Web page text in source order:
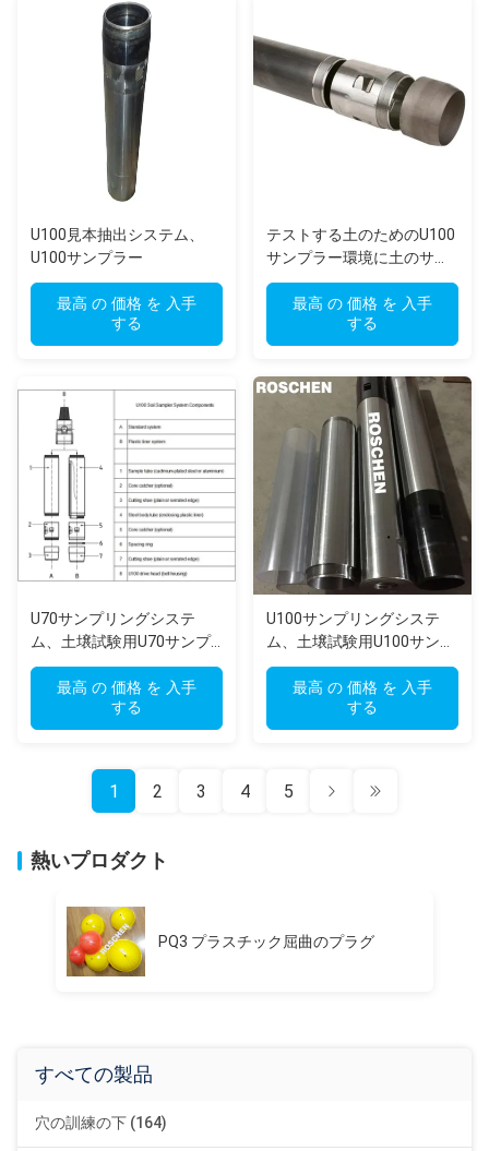
U100見本抽出システム、
U100サンプラー
最高 の 価格 を 入手
する
テストする土のためのU100
サンプラー環境に土のサン
プルあくことのためにU 70
のサンプラーは使用した
最高 の 価格 を 入手
する
U70サンプリングシステ
ム、土壌試験用U70サンプ
ラー、地質土壌サンプリン
最高 の 価格 を 入手
する
U100サンプリングシステ
ム、土壌試験用U100サンプ
ラー、地盤サンプリング掘
最高 の 価格 を 入手
する
1 2 3 4 5
熱いプロダクト
PQ3 プラスチック屈曲のプラグ
すべての製品
穴の訓練の下 (164)